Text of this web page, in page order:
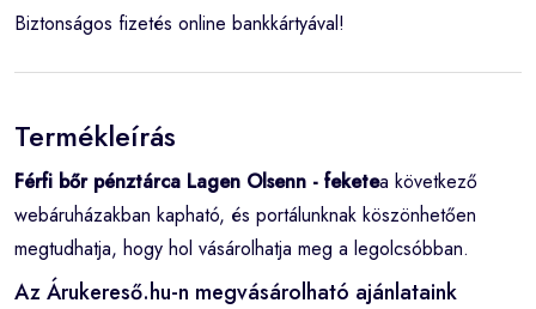
Biztonságos fizetés online bankkártyával!
Termékleírás
Férfi bőr pénztárca Lagen Olsenn - feketea következő
webáruházakban kapható, és portálunknak köszönhetően
megtudhatja, hogy hol vásárolhatja meg a legolcsóbban.
Az Árukereső.hu-n megvásárolható ajánlataink